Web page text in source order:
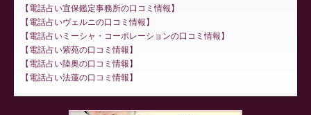
電話占い宜保鑑定事務所の口コミ情報
電話占いヴェルニの口コミ情報
電話占いミーシャ・コーポレーションの口コミ情報
電話占い紫苑の口コミ情報
電話占い陸奥の口コミ情報
電話占い法蓮の口コミ情報